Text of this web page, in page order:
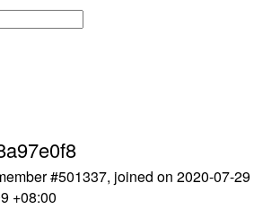
#501337, joined on 2020-07-29
+08:00